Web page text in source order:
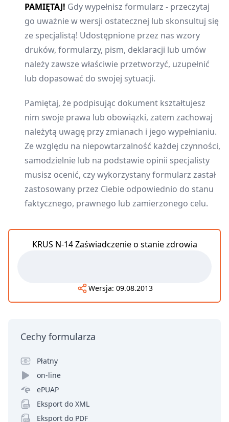
PAMIĘTAJ! Gdy wypełnisz formularz - przeczytaj
go uważnie w wersji ostatecznej lub skonsultuj się
ze specjalistą! Udostępnione przez nas wzory
druków, formularzy, pism, deklaracji lub umów
należy zawsze właściwie przetworzyć, uzupełnić
lub dopasować do swojej sytuacji.
Pamiętaj, że podpisując dokument kształtujesz
nim swoje prawa lub obowiązki, zatem zachowaj
należytą uwagę przy zmianach i jego wypełnianiu.
Ze względu na niepowtarzalność każdej czynności,
samodzielnie lub na podstawie opinii specjalisty
musisz ocenić, czy wykorzystany formularz zastał
zastosowany przez Ciebie odpowiednio do stanu
faktycznego, prawnego lub zamierzonego celu.
KRUS N-14 Zaświadczenie o stanie zdrowia
Wersja: 09.08.2013
Cechy formularza
Płatny
on-line
ePUAP
Eksport do XML
Eksport do PDF